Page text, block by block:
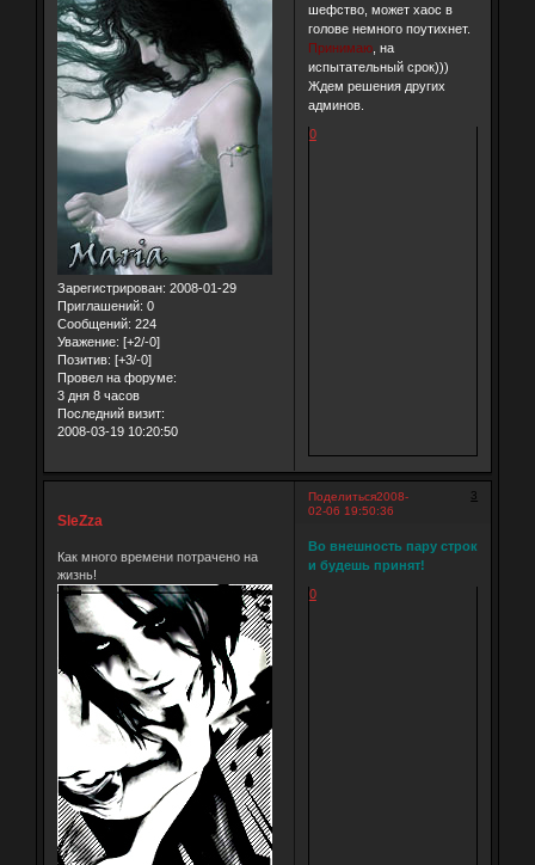
Зарегистрирован: 2008-01-29
Приглашений: 0
Сообщений: 224
Уважение: [+2/-0]
Позитив: [+3/-0]
Провел на форуме:
3 дня 8 часов
Последний визит:
2008-03-19 10:20:50
шефство, может хаос в
голове немного поутихнет.
Принимаю, на
испытательный срок)))
Ждем решения других
админов.
0
Поделиться 3
2008-
02-06 19:50:36
SleZza
Как много времени потрачено на
жизнь!
Во внешность пару строк
и будешь принят!
0